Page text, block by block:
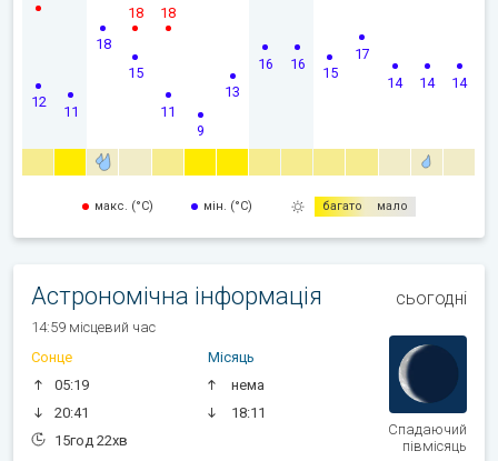
12
11
18
15
18
11
18
9
13
16 16
15
17
14 14 14
макс. (°C) мін. (°C) багато мало
Астрономічна інформація сьогодні
14:59 місцевий час
Сонце
05:19
20:41
15год 22хв
Місяць
нема
18:11
Спадаючий
півмісяць